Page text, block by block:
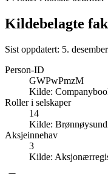
Kildebelagte
Sist oppdatert: 5.
Person-ID
GWPwPmzM
Kilde:
Roller i selskaper
14
Kilde:
Aksjeinnehav
3
Kilde: